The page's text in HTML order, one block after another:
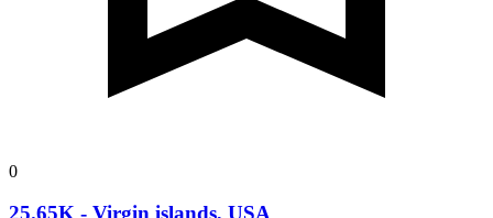
0
25.65K - Virgin islands, USA